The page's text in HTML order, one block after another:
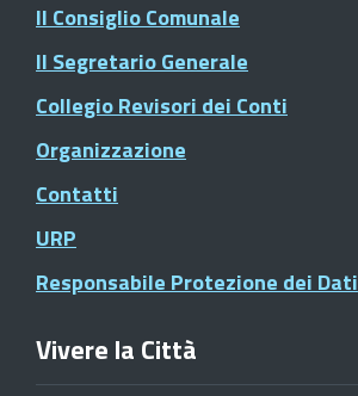
Il Consiglio Comunale
Il Segretario Generale
Collegio Revisori dei Conti
Organizzazione
Contatti
URP
Responsabile Protezione dei Dati
Vivere la Città